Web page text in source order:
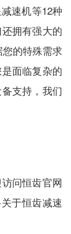
速机等12种
拥有强大的
的特殊需求
面临复杂的
支持，我们
问恒齿官网
于恒齿减速